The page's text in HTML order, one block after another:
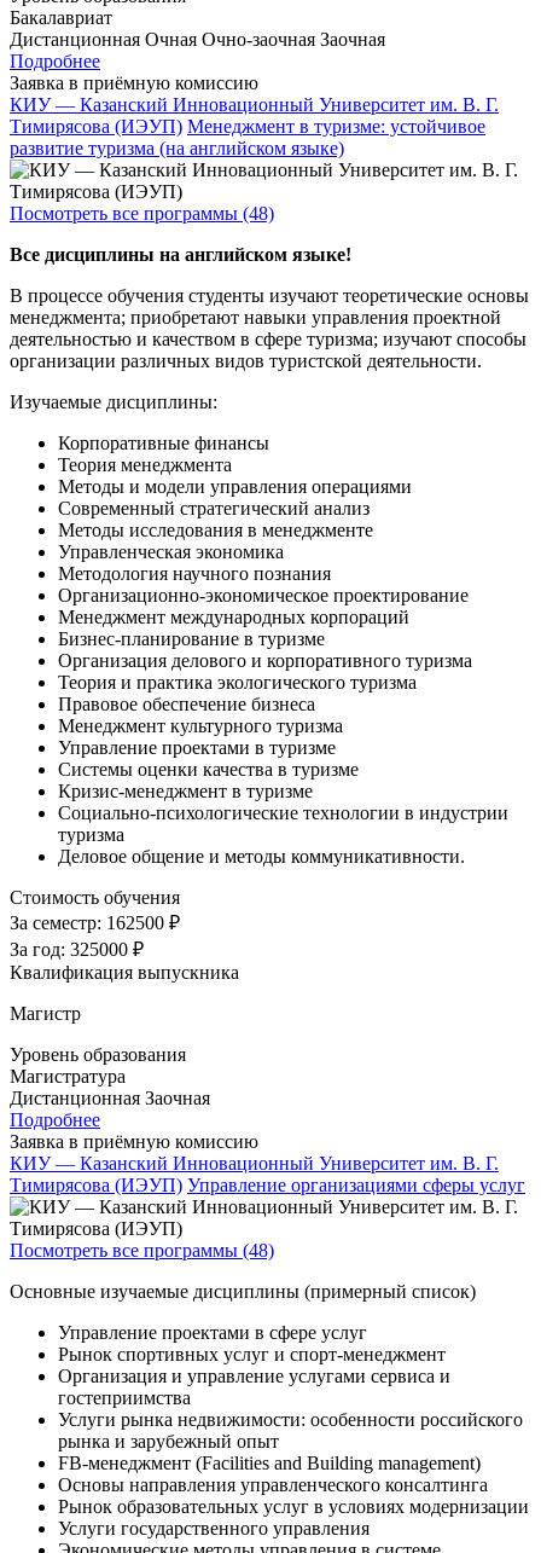
Бакалавриат
Дистанционная Очная Очно-заочная Заочная
Подробнее
Заявка в приёмную комиссию
КИУ — Казанский Инновационный Университет им. В. Г.
Тимирясова (ИЭУП) Менеджмент в туризме: устойчивое
развитие туризма (на английском языке)
Посмотреть все программы (48)
Все дисциплины на английском языке!
В процессе обучения студенты изучают теоретические основы
менеджмента; приобретают навыки управления проектной
деятельностью и качеством в сфере туризма; изучают способы
организации различных видов туристской деятельности.
Изучаемые дисциплины:
Корпоративные финансы
Теория менеджмента
Методы и модели управления операциями
Современный стратегический анализ
Методы исследования в менеджменте
Управленческая экономика
Методология научного познания
Организационно-экономическое проектирование
Менеджмент международных корпораций
Бизнес-планирование в туризме
Организация делового и корпоративного туризма
Теория и практика экологического туризма
Правовое обеспечение бизнеса
Менеджмент культурного туризма
Управление проектами в туризме
Системы оценки качества в туризме
Кризис-менеджмент в туризме
Социально-психологические технологии в индустрии
туризма
Деловое общение и методы коммуникативности.
Стоимость обучения
За семестр: 162500 ₽
За год: 325000 ₽
Квалификация выпускника
Магистр
Уровень образования
Магистратура
Дистанционная Заочная
Подробнее
Заявка в приёмную комиссию
КИУ — Казанский Инновационный Университет им. В. Г.
Тимирясова (ИЭУП) Управление организациями сферы услуг
Посмотреть все программы (48)
Основные изучаемые дисциплины (примерный список)
Управление проектами в сфере услуг
Рынок спортивных услуг и спорт-менеджмент
Организация и управление услугами сервиса и
гостеприимства
Услуги рынка недвижимости: особенности российского
рынка и зарубежный опыт
FB-менеджмент (Facilities and Building management)
Основы направления управленческого консалтинга
Рынок образовательных услуг в условиях модернизации
Услуги государственного управления